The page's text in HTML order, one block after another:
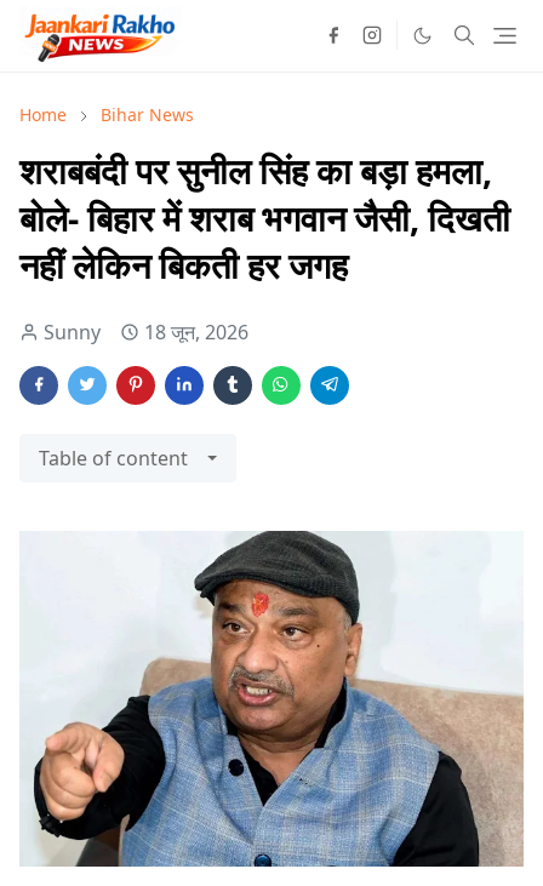
Home Bihar News
शराबबंदी पर सुनील सिंह का बड़ा हमला,
बोले- बिहार में शराब भगवान जैसी, दिखती
नहीं लेकिन बिकती हर जगह
Sunny 18 जून, 2026
Table of content